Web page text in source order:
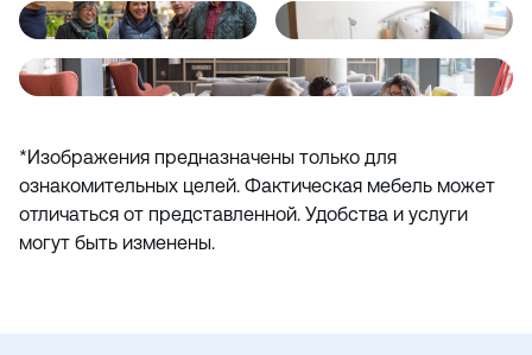
*Изображения предназначены только для
ознакомительных целей. Фактическая мебель может
отличаться от представленной. Удобства и услуги
могут быть изменены.